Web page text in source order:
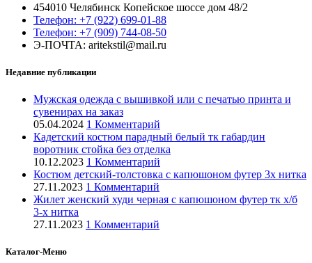
454010 Челябинск Копейское шоссе дом 48/2
Телефон: +7 (922) 699-01-88
Телефон: +7 (909) 744-08-50
Э-ПОЧТА: aritekstil@mail.ru
Недавние публикации
Мужская одежда с вышивкой или с печатью принта и
сувенирах на заказ
05.04.2024 1 Комментарий
Кадетский костюм парадный белый тк габардин
воротник стойка без отделка
10.12.2023 1 Комментарий
Костюм детский-толстовка с капюшоном футер 3х нитка
27.11.2023 1 Комментарий
Жилет женский худи черная с капюшоном футер тк х/б
3-х нитка
27.11.2023 1 Комментарий
Каталог-Меню